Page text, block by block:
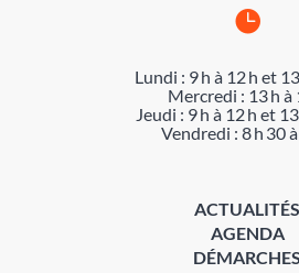

Lundi : 9 h à 12 h et
Mercredi : 13 h à
Jeudi : 9 h à 12 h et
Vendredi : 8 h 30
ACTUALITÉS
AGENDA
DÉMARCHES